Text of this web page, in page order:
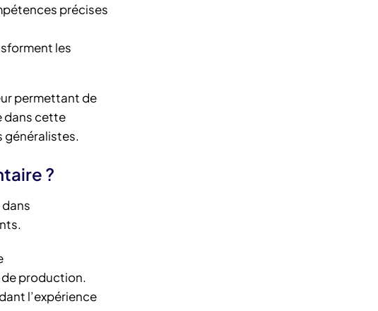
précises
les
permettant de
dans cette
généralistes.
?
dans
de production.
l’expérience